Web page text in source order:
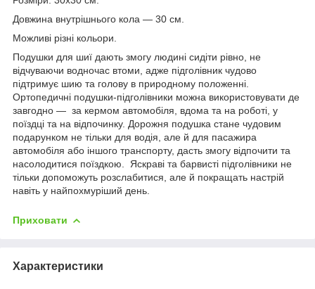
Довжина внутрішнього кола — 30 см.
Можливі різні кольори.
Подушки для шиї дають змогу людині сидіти рівно, не
відчуваючи водночас втоми, адже підголівник чудово
підтримує шию та голову в природному положенні.
Ортопедичні подушки-підголівники можна використовувати де
завгодно — за кермом автомобіля, вдома та на роботі, у
поїздці та на відпочинку. Дорожня подушка стане чудовим
подарунком не тільки для водія, але й для пасажира
автомобіля або іншого транспорту, дасть змогу відпочити та
насолодитися поїздкою. Яскраві та барвисті підголівники не
тільки допоможуть розслабитися, але й покращать настрій
навіть у найпохмуріший день.
Приховати
Характеристики